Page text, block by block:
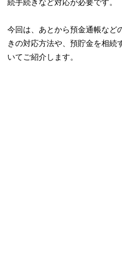
続手続きなど対応が必要です。
今回は、あとから預金通帳など
きの対応方法や、預貯金を相続
いてご紹介します。